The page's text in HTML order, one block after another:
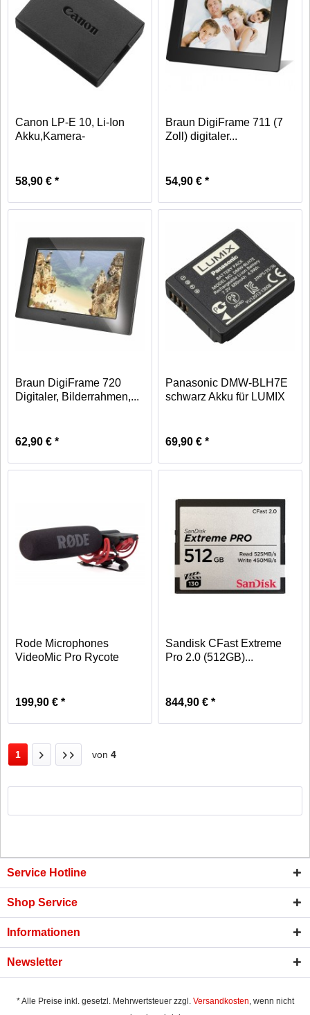
Canon LP-E 10, Li-Ion
Akku,Kamera-
58,90 € *
Braun DigiFrame 711 (7
Zoll) digitaler...
54,90 € *
Braun DigiFrame 720
Digitaler, Bilderrahmen,...
62,90 € *
Panasonic DMW-BLH7E
schwarz Akku für LUMIX
69,90 € *
Rode Microphones
VideoMic Pro Rycote
199,90 € *
Sandisk CFast Extreme
Pro 2.0 (512GB)...
844,90 € *
1 von 4
Service Hotline
Shop Service
Informationen
Newsletter
* Alle Preise inkl. gesetzl. Mehrwertsteuer zzgl. Versandkosten , wenn nicht